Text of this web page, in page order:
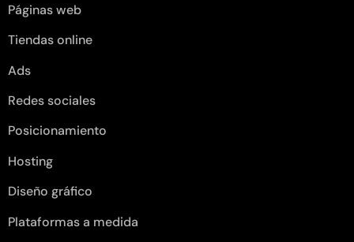
Páginas web
Tiendas online
Ads
Redes sociales
Posicionamiento
Hosting
Diseño gráfico
Plataformas a medida